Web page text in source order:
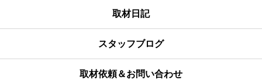
取材日記
スタッフブログ
取材依頼＆お問い合わせ